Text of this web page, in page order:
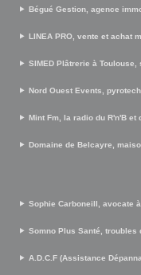
Bégué Gestion, agence
LINEA PRO, vente et achat
SIMED Plâtrerie à
Nord Ouest Events,
Mint Fm, la radio du R'n'B et
Domaine de Belcayre,
Sophie Carboneill, avocate
Somno Plus Santé, troubles
A.D.C.F (Assistance